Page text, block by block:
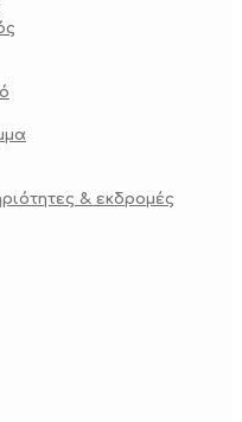
& εκδρομές